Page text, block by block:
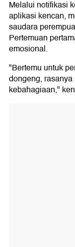
Melalui notifikasi
aplikasi kencan,
saudara
Pertemuan
emosional.
"Bertemu untuk
dongeng,
kebahagiaan,"